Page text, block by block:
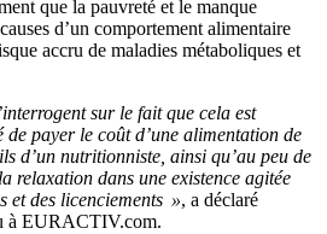
que la pauvreté et le manque
d’un comportement alimentaire
accru de maladies métaboliques et
sur le fait que cela est
de payer le coût d’une alimentation de
d’un nutritionniste, ainsi qu’au peu de
relaxation dans une existence agitée
et des licenciements », a déclaré
à EURACTIV.com.